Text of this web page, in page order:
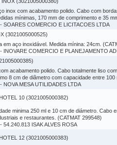
inox com acabamento polido. Cabo com
mínimas, 170 mm de comprimento e 35
SOARES COMERCIO E LICITACOES LTDA
(3021005000525)
aço inoxidável. Medida mínina: 24cm.
INOVARE COMERCIO E PLANEJAMENTO
acabamento polido. Cabo totalmente liso
8 cm de diâmetro com capacidade entre
NOVA MESA UTILIDADES LTDA
10 (3021005000382)
minima 250 ml e 10 cm de diámetro.
e restaurantes. (CATMAT 299548)
54.240.813 ISAK ALVES ROSA
12 (3021005000383)